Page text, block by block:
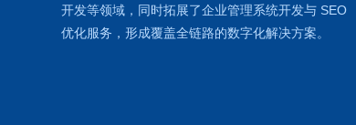
开发等领域，同时拓展了企业管理系统开发与 SEO
优化服务，形成覆盖全链路的数字化解决方案。